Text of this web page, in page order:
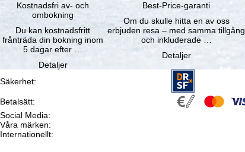
Kostnadsfri av- och
ombokning
Du kan kostnadsfritt
frånträda din bokning inom
5 dagar efter …
Detaljer
Best-Price-garanti
Om du skulle hitta en av oss
erbjuden resa – med samma tillgång
och inkluderade …
Detaljer
Säkerhet:
Betalsätt:
Social Media:
Våra märken:
Internationellt: